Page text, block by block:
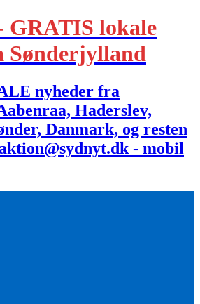
GRATIS lokale
Sønderjylland
nyheder fra
Haderslev,
Danmark, og resten
- mobil